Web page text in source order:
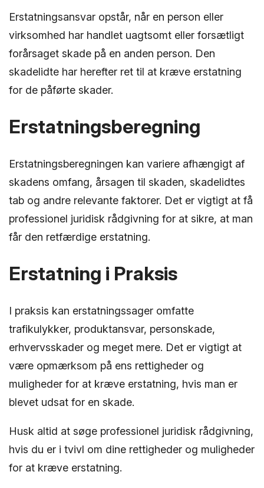
Erstatningsansvar opstår, når en person eller
virksomhed har handlet uagtsomt eller forsætligt
forårsaget skade på en anden person. Den
skadelidte har herefter ret til at kræve erstatning
for de påførte skader.
Erstatningsberegning
Erstatningsberegningen kan variere afhængigt af
skadens omfang, årsagen til skaden, skadelidtes
tab og andre relevante faktorer. Det er vigtigt at få
professionel juridisk rådgivning for at sikre, at man
får den retfærdige erstatning.
Erstatning i Praksis
I praksis kan erstatningssager omfatte
trafikulykker, produktansvar, personskade,
erhvervsskader og meget mere. Det er vigtigt at
være opmærksom på ens rettigheder og
muligheder for at kræve erstatning, hvis man er
blevet udsat for en skade.
Husk altid at søge professionel juridisk rådgivning,
hvis du er i tvivl om dine rettigheder og muligheder
for at kræve erstatning.